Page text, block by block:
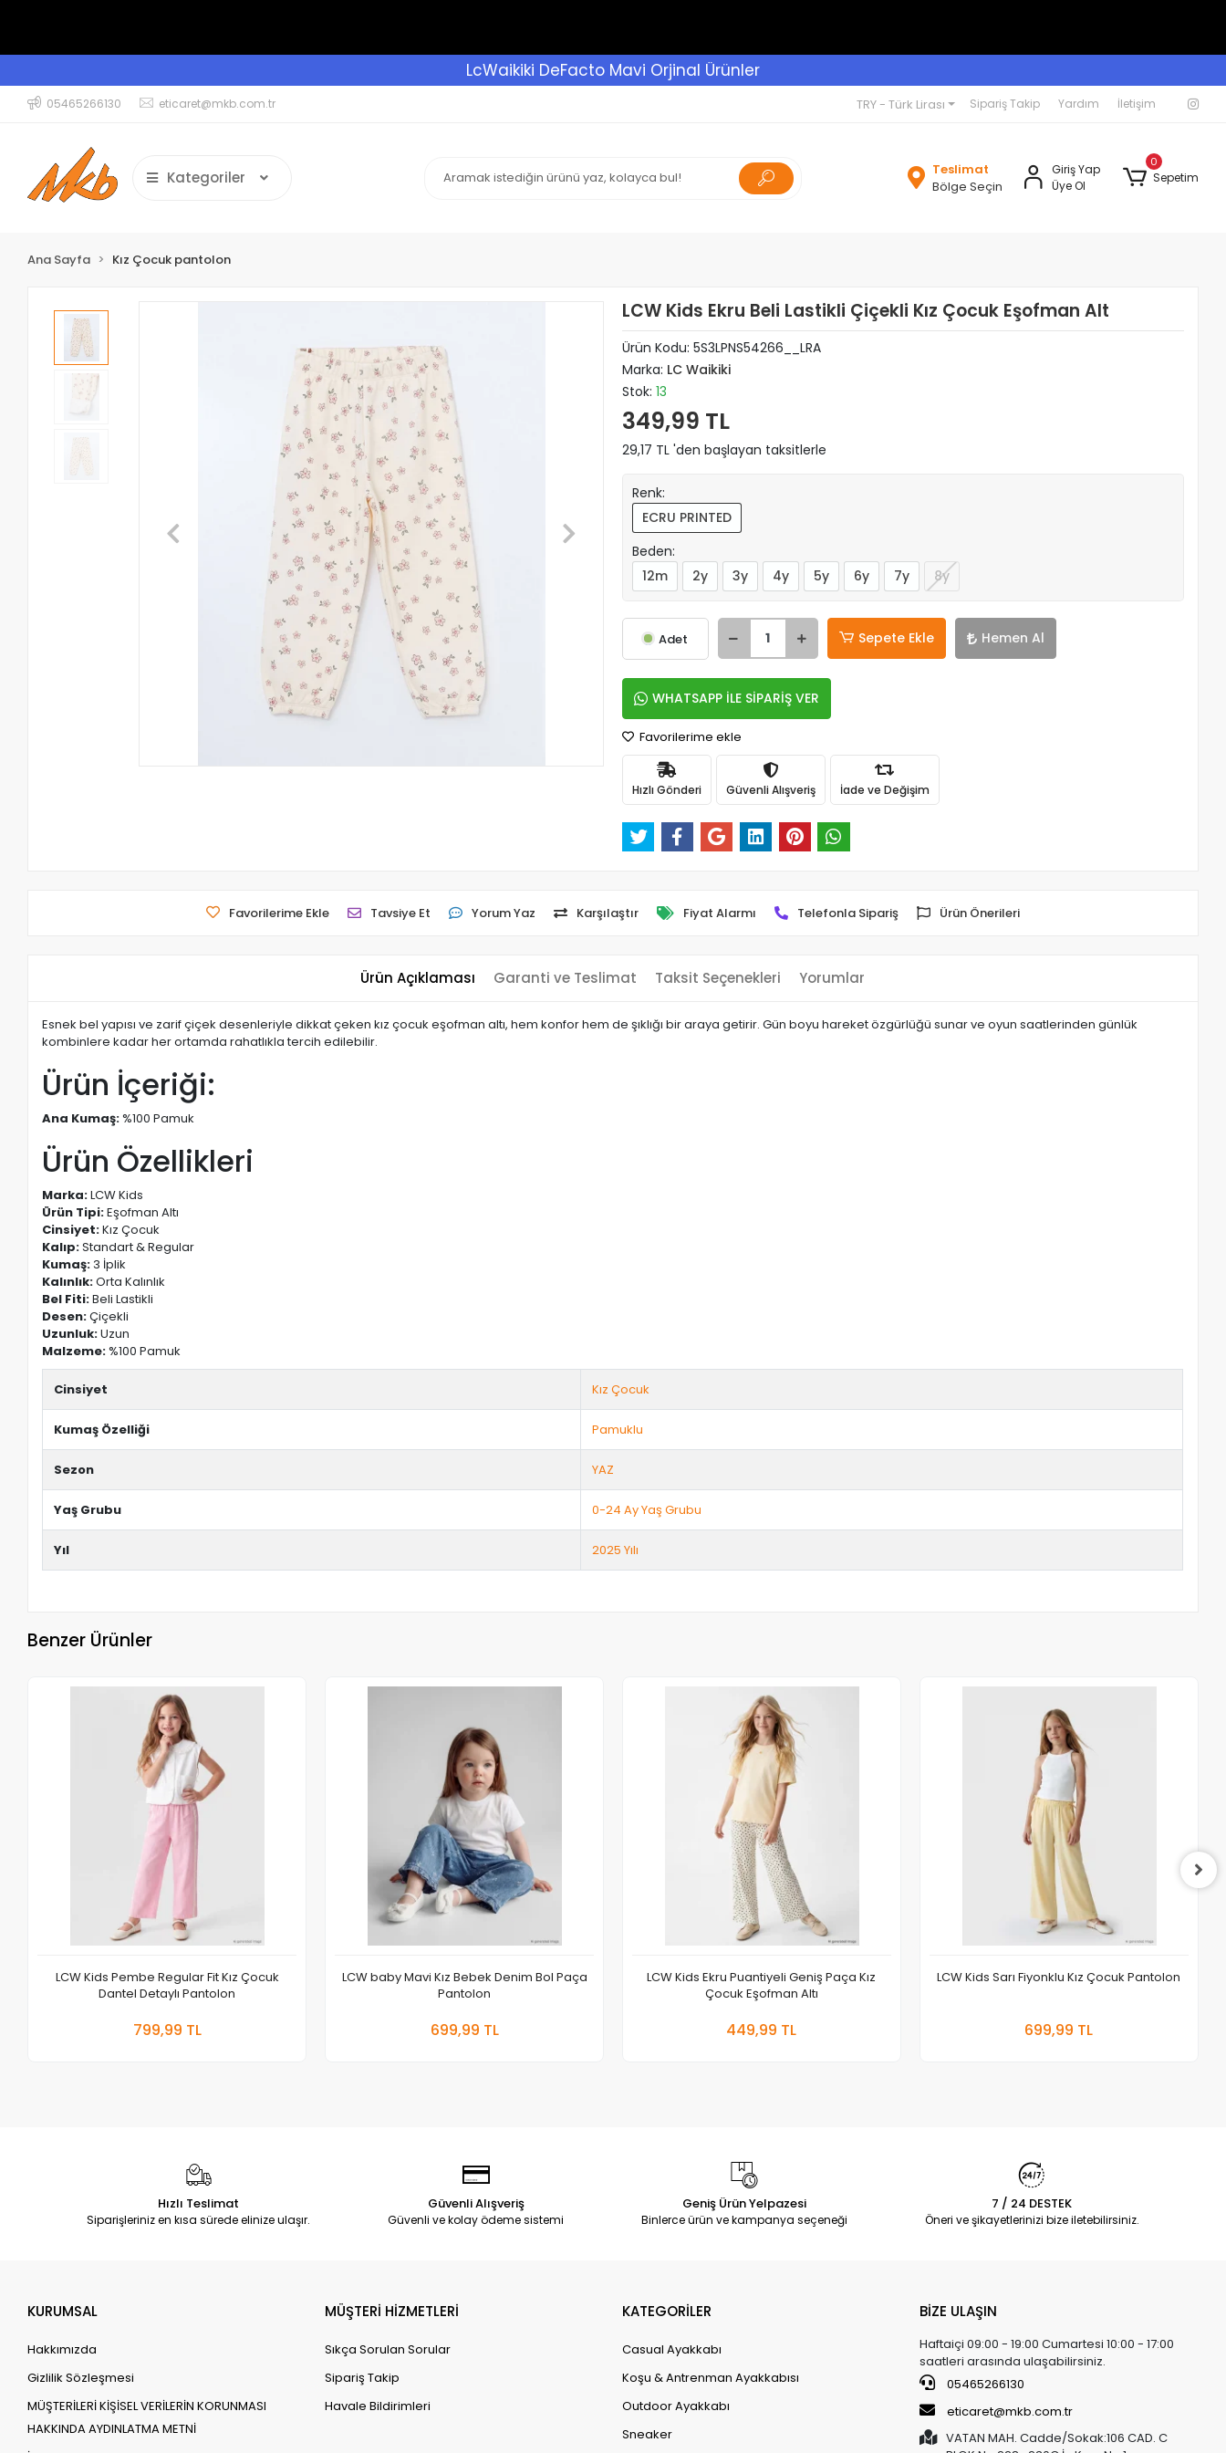
LcWaikiki DeFacto Mavi Orjinal Ürünler
05465266130 eticaret@mkb.com.tr TRY - Türk Lirası Sipariş Takip Yardım İletişim
Kategoriler
Teslimat
Bölge Seçin
Giriş Yap
Üye Ol
0
Sepetim
Ana Sayfa Kız Çocuk pantolon
LCW Kids Ekru Beli Lastikli Çiçekli Kız Çocuk Eşofman Alt
Ürün Kodu: 5S3LPNS54266__LRA
Marka: LC Waikiki
Stok: 13
349,99 TL
29,17 TL 'den başlayan taksitlerle
Renk:
ECRU PRINTED
Beden:
12m
2y 3y 4y 5y 6y 7y 8y
Adet Sepete Ekle Hemen Al
WHATSAPP İLE SİPARİŞ VER
Favorilerime ekle
Hızlı Gönderi Güvenli Alışveriş İade ve Değişim
Favorilerime Ekle Tavsiye Et Yorum Yaz Karşılaştır Fiyat Alarmı Telefonla Sipariş Ürün Önerileri
Ürün Açıklaması Garanti ve Teslimat Taksit Seçenekleri Yorumlar
Esnek bel yapısı ve zarif çiçek desenleriyle dikkat çeken kız çocuk eşofman altı, hem konfor hem de şıklığı bir araya getirir. Gün boyu hareket özgürlüğü sunar ve oyun saatlerinden günlük
kombinlere kadar her ortamda rahatlıkla tercih edilebilir.
Ürün İçeriği:
Ana Kumaş: %100 Pamuk
Ürün Özellikleri
Marka:LCW Kids
Ürün Tipi:Eşofman Altı
Cinsiyet:Kız Çocuk
Kalıp:Standart & Regular
Kumaş:3 İplik
Kalınlık:Orta Kalınlık
Bel Fiti:Beli Lastikli
Desen:Çiçekli
Uzunluk:Uzun
Malzeme: %100 Pamuk
Cinsiyet Kız Çocuk
Kumaş Özelliği Pamuklu
Sezon YAZ
Yaş Grubu 0-24 Ay Yaş Grubu
Yıl 2025 Yılı
Benzer Ürünler
LCW Kids Pembe Regular Fit Kız Çocuk
Dantel Detaylı Pantolon
799,99 TL
LCW baby Mavi Kız Bebek Denim Bol Paça
Pantolon
699,99 TL
LCW Kids Ekru Puantiyeli Geniş Paça Kız
Çocuk Eşofman Altı
449,99 TL
LCW Kids Sarı Fiyonklu Kız Çocuk Pantolon
699,99 TL
Hızlı Teslimat
Siparişleriniz en kısa sürede elinize ulaşır.
Güvenli Alışveriş
Güvenli ve kolay ödeme sistemi
Geniş Ürün Yelpazesi
Binlerce ürün ve kampanya seçeneği
7 / 24 DESTEK
Öneri ve şikayetlerinizi bize iletebilirsiniz.
KURUMSAL
Hakkımızda
Gizlilik Sözleşmesi
MÜŞTERİLERİ KİŞİSEL VERİLERİN KORUNMASI
HAKKINDA AYDINLATMA METNİ
MÜŞTERİ HİZMETLERİ
Sıkça Sorulan Sorular
Sipariş Takip
Havale Bildirimleri
KATEGORİLER
Casual Ayakkabı
Koşu & Antrenman Ayakkabısı
Outdoor Ayakkabı
Sneaker
BİZE ULAŞIN
Haftaiçi 09:00 - 19:00 Cumartesi 10:00 - 17:00
saatleri arasında ulaşabilirsiniz.
05465266130
eticaret@mkb.com.tr
VATAN MAH. Cadde/Sokak:106 CAD. C